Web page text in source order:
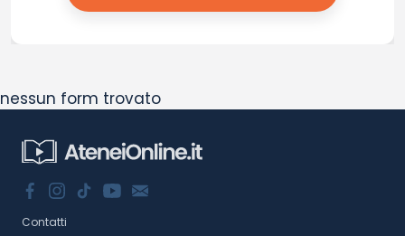
nessun form trovato
Contatti